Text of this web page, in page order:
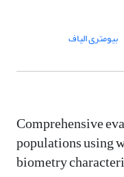
بیومتری الیاف
Comprehensive
populations using
biometry